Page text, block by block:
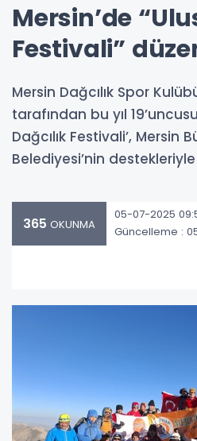
Mersin’de
Festivali”
Mersin Dağcılık Spor
tarafından bu yıl
Dağcılık Festivali’, Mersin
Belediyesi’nin
365 OKUNMA
05-07-2025
Güncelleme :